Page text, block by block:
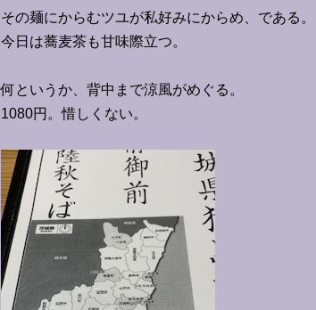
その麺にからむツユが私好みにからめ、である。
今日は蕎麦茶も甘味際立つ。
何というか、背中まで涼風がめぐる。
1080円。惜しくない。